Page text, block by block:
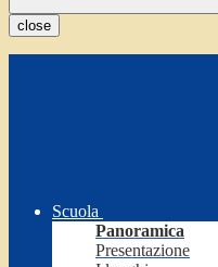
close
Scuola
Panoramica
Presentazione